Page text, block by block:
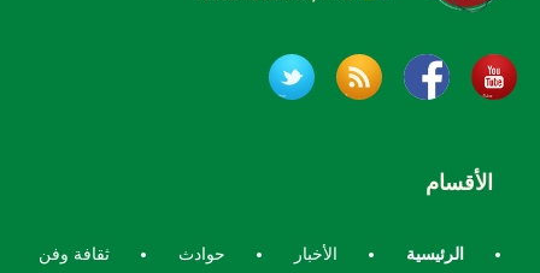
الأقسام
الرئيسية الأخبار حوادث ثقافة وفن